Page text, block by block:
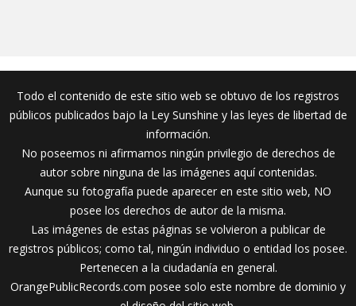
Todo el contenido de este sitio web se obtuvo de los registros
públicos publicados bajo la Ley Sunshine y las leyes de libertad de
información.
No poseemos ni afirmamos ningún privilegio de derechos de
autor sobre ninguna de las imágenes aquí contenidas.
Aunque su fotografía puede aparecer en este sitio web, NO
posee los derechos de autor de la misma.
Las imágenes de estas páginas se volvieron a publicar de
registros públicos; como tal, ningún individuo o entidad los posee.
Pertenecen a la ciudadanía en general.
OrangePublicRecords.com posee solo este nombre de dominio y